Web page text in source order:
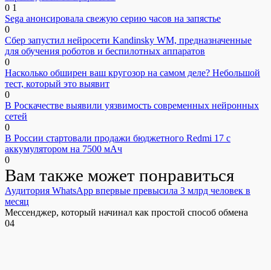
0 1
Sega анонсировала свежую серию часов на запястье
0
Сбер запустил нейросети Kandinsky WM, предназначенные
для обучения роботов и беспилотных аппаратов
0
Насколько обширен ваш кругозор на самом деле? Небольшой
тест, который это выявит
0
В Роскачестве выявили уязвимость современных нейронных
сетей
0
В России стартовали продажи бюджетного Redmi 17 с
аккумулятором на 7500 мАч
0
Вам также может понравиться
Аудитория WhatsApp впервые превысила 3 млрд человек в
месяц
Мессенджер, который начинал как простой способ обмена
04